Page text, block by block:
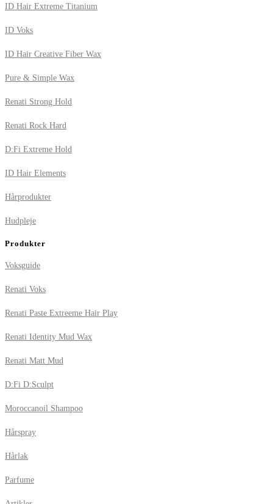
ID Hair Extreme Titanium
ID Voks
ID Hair Creative Fiber Wax
Pure & Simple Wax
Renati Strong Hold
Renati Rock Hard
D:Fi Extreme Hold
ID Hair Elements
Hårprodukter
Hudpleje
Produkter
Voksguide
Renati Voks
Renati Paste Extreeme Hair Play
Renati Identity Mud Wax
Renati Matt Mud
D:Fi D:Sculpt
Moroccanoil Shampoo
Hårspray
Hårlak
Parfume